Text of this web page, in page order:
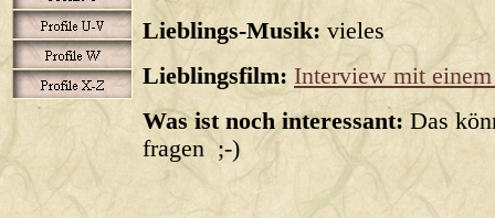
Lieblings-Musik: vieles
Lieblingsfilm: Interview mit
Was ist noch interessant: Das
fragen ;-)